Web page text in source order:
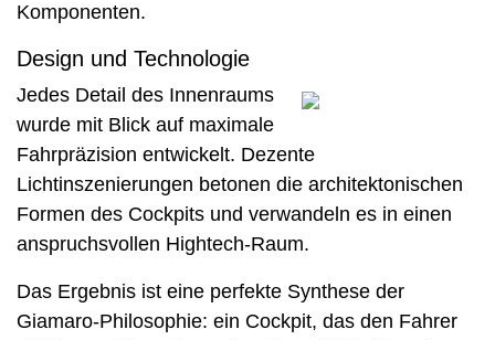
Komponenten.
Design und Technologie
Jedes Detail des Innenraums
wurde mit Blick auf maximale
Fahrpräzision entwickelt. Dezente
Lichtinszenierungen betonen die architektonischen
Formen des Cockpits und verwandeln es in einen
anspruchsvollen Hightech-Raum.
Das Ergebnis ist eine perfekte Synthese der
Giamaro-Philosophie: ein Cockpit, das den Fahrer